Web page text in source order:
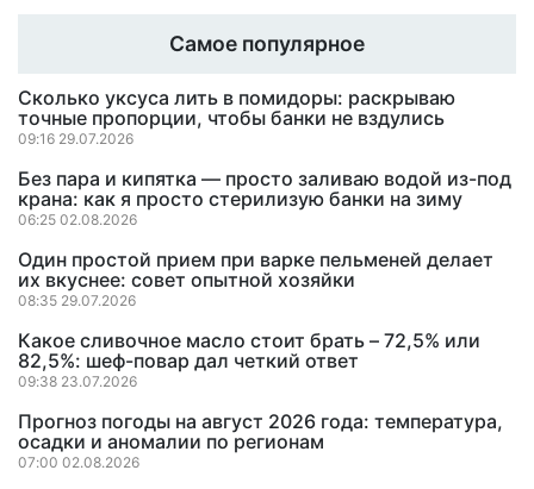
Самое популярное
Сколько уксуса лить в помидоры: раскрываю
точные пропорции, чтобы банки не вздулись
09:16 29.07.2026
Без пара и кипятка — просто заливаю водой из-под
крана: как я просто стерилизую банки на зиму
06:25 02.08.2026
Один простой прием при варке пельменей делает
их вкуснее: совет опытной хозяйки
08:35 29.07.2026
Какое сливочное масло стоит брать – 72,5% или
82,5%: шеф-повар дал четкий ответ
09:38 23.07.2026
Прогноз погоды на август 2026 года: температура,
осадки и аномалии по регионам
07:00 02.08.2026